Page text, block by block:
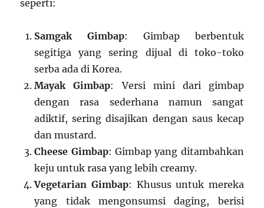
seperti:
Samgak Gimbap: Gimbap berbentuk
segitiga yang sering dijual di toko-toko
serba ada di Korea.
Mayak Gimbap: Versi mini dari gimbap
dengan rasa sederhana namun sangat
adiktif, sering disajikan dengan saus kecap
dan mustard.
Cheese Gimbap: Gimbap yang ditambahkan
keju untuk rasa yang lebih creamy.
Vegetarian Gimbap: Khusus untuk mereka
yang tidak mengonsumsi daging, berisi